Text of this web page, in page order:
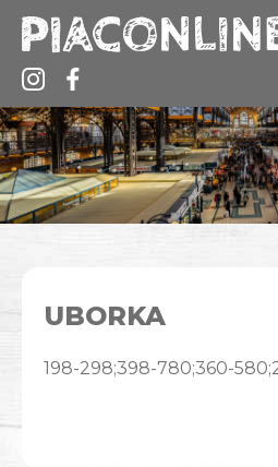
UBORKA
198-298;398-780;360-